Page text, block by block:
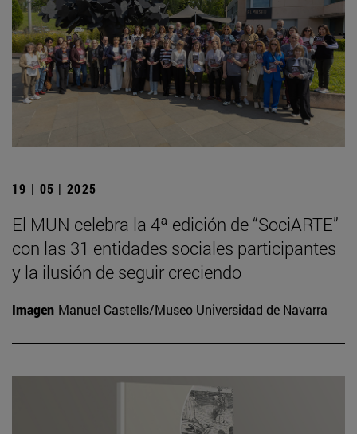
19 | 05 | 2025
El MUN celebra la 4ª edición de “SociARTE”
con las 31 entidades sociales participantes
y la ilusión de seguir creciendo
Imagen Manuel Castells/Museo Universidad de Navarra